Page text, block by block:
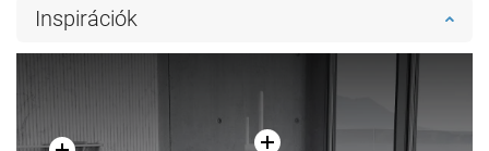
Hasonlítsa
Inspirációk